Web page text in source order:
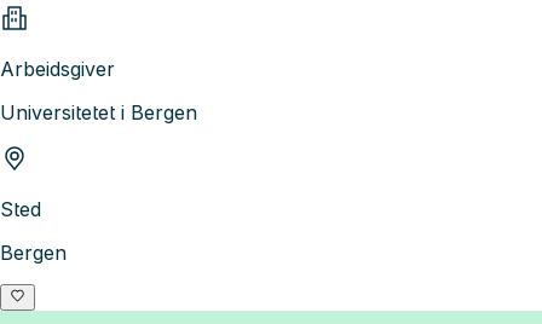
Arbeidsgiver
Universitetet i Bergen
Sted
Bergen